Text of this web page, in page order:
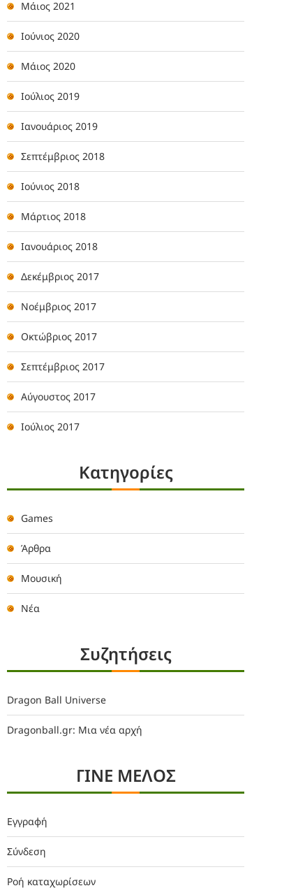
Μάιος 2021
Ιούνιος 2020
Μάιος 2020
Ιούλιος 2019
Ιανουάριος 2019
Σεπτέμβριος 2018
Ιούνιος 2018
Μάρτιος 2018
Ιανουάριος 2018
Δεκέμβριος 2017
Νοέμβριος 2017
Οκτώβριος 2017
Σεπτέμβριος 2017
Αύγουστος 2017
Ιούλιος 2017
Kατηγορίες
Games
Άρθρα
Μουσική
Νέα
Συζητήσεις
Dragon Ball Universe
Dragonball.gr: Μια νέα αρχή
ΓΙΝΕ ΜΕΛΟΣ
Εγγραφή
Σύνδεση
Ροή καταχωρίσεων